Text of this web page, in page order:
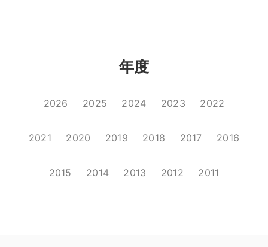
年度
2026 2025 2024 2023 2022
2021 2020 2019 2018 2017 2016
2015 2014 2013 2012 2011